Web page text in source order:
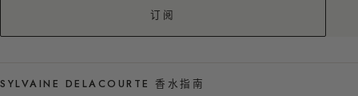
订阅
SYLVAINE DELACOURTE 香水指南